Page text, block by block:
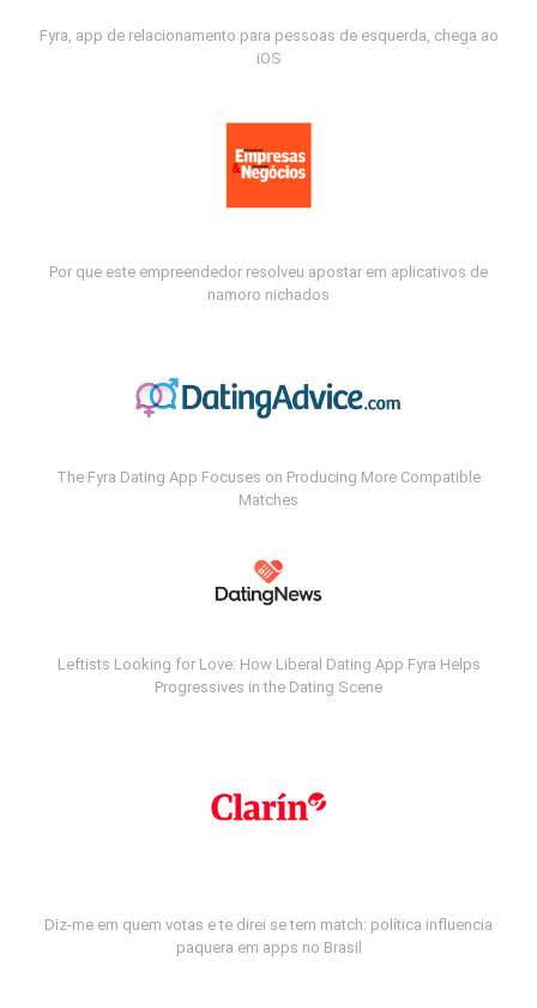
Fyra, app de relacionamento para pessoas de esquerda, chega ao
iOS
Por que este empreendedor resolveu apostar em aplicativos de
namoro nichados
The Fyra Dating App Focuses on Producing More Compatible
Matches
Leftists Looking for Love: How Liberal Dating App Fyra Helps
Progressives in the Dating Scene
Diz-me em quem votas e te direi se tem match: política influencia
paquera em apps no Brasil